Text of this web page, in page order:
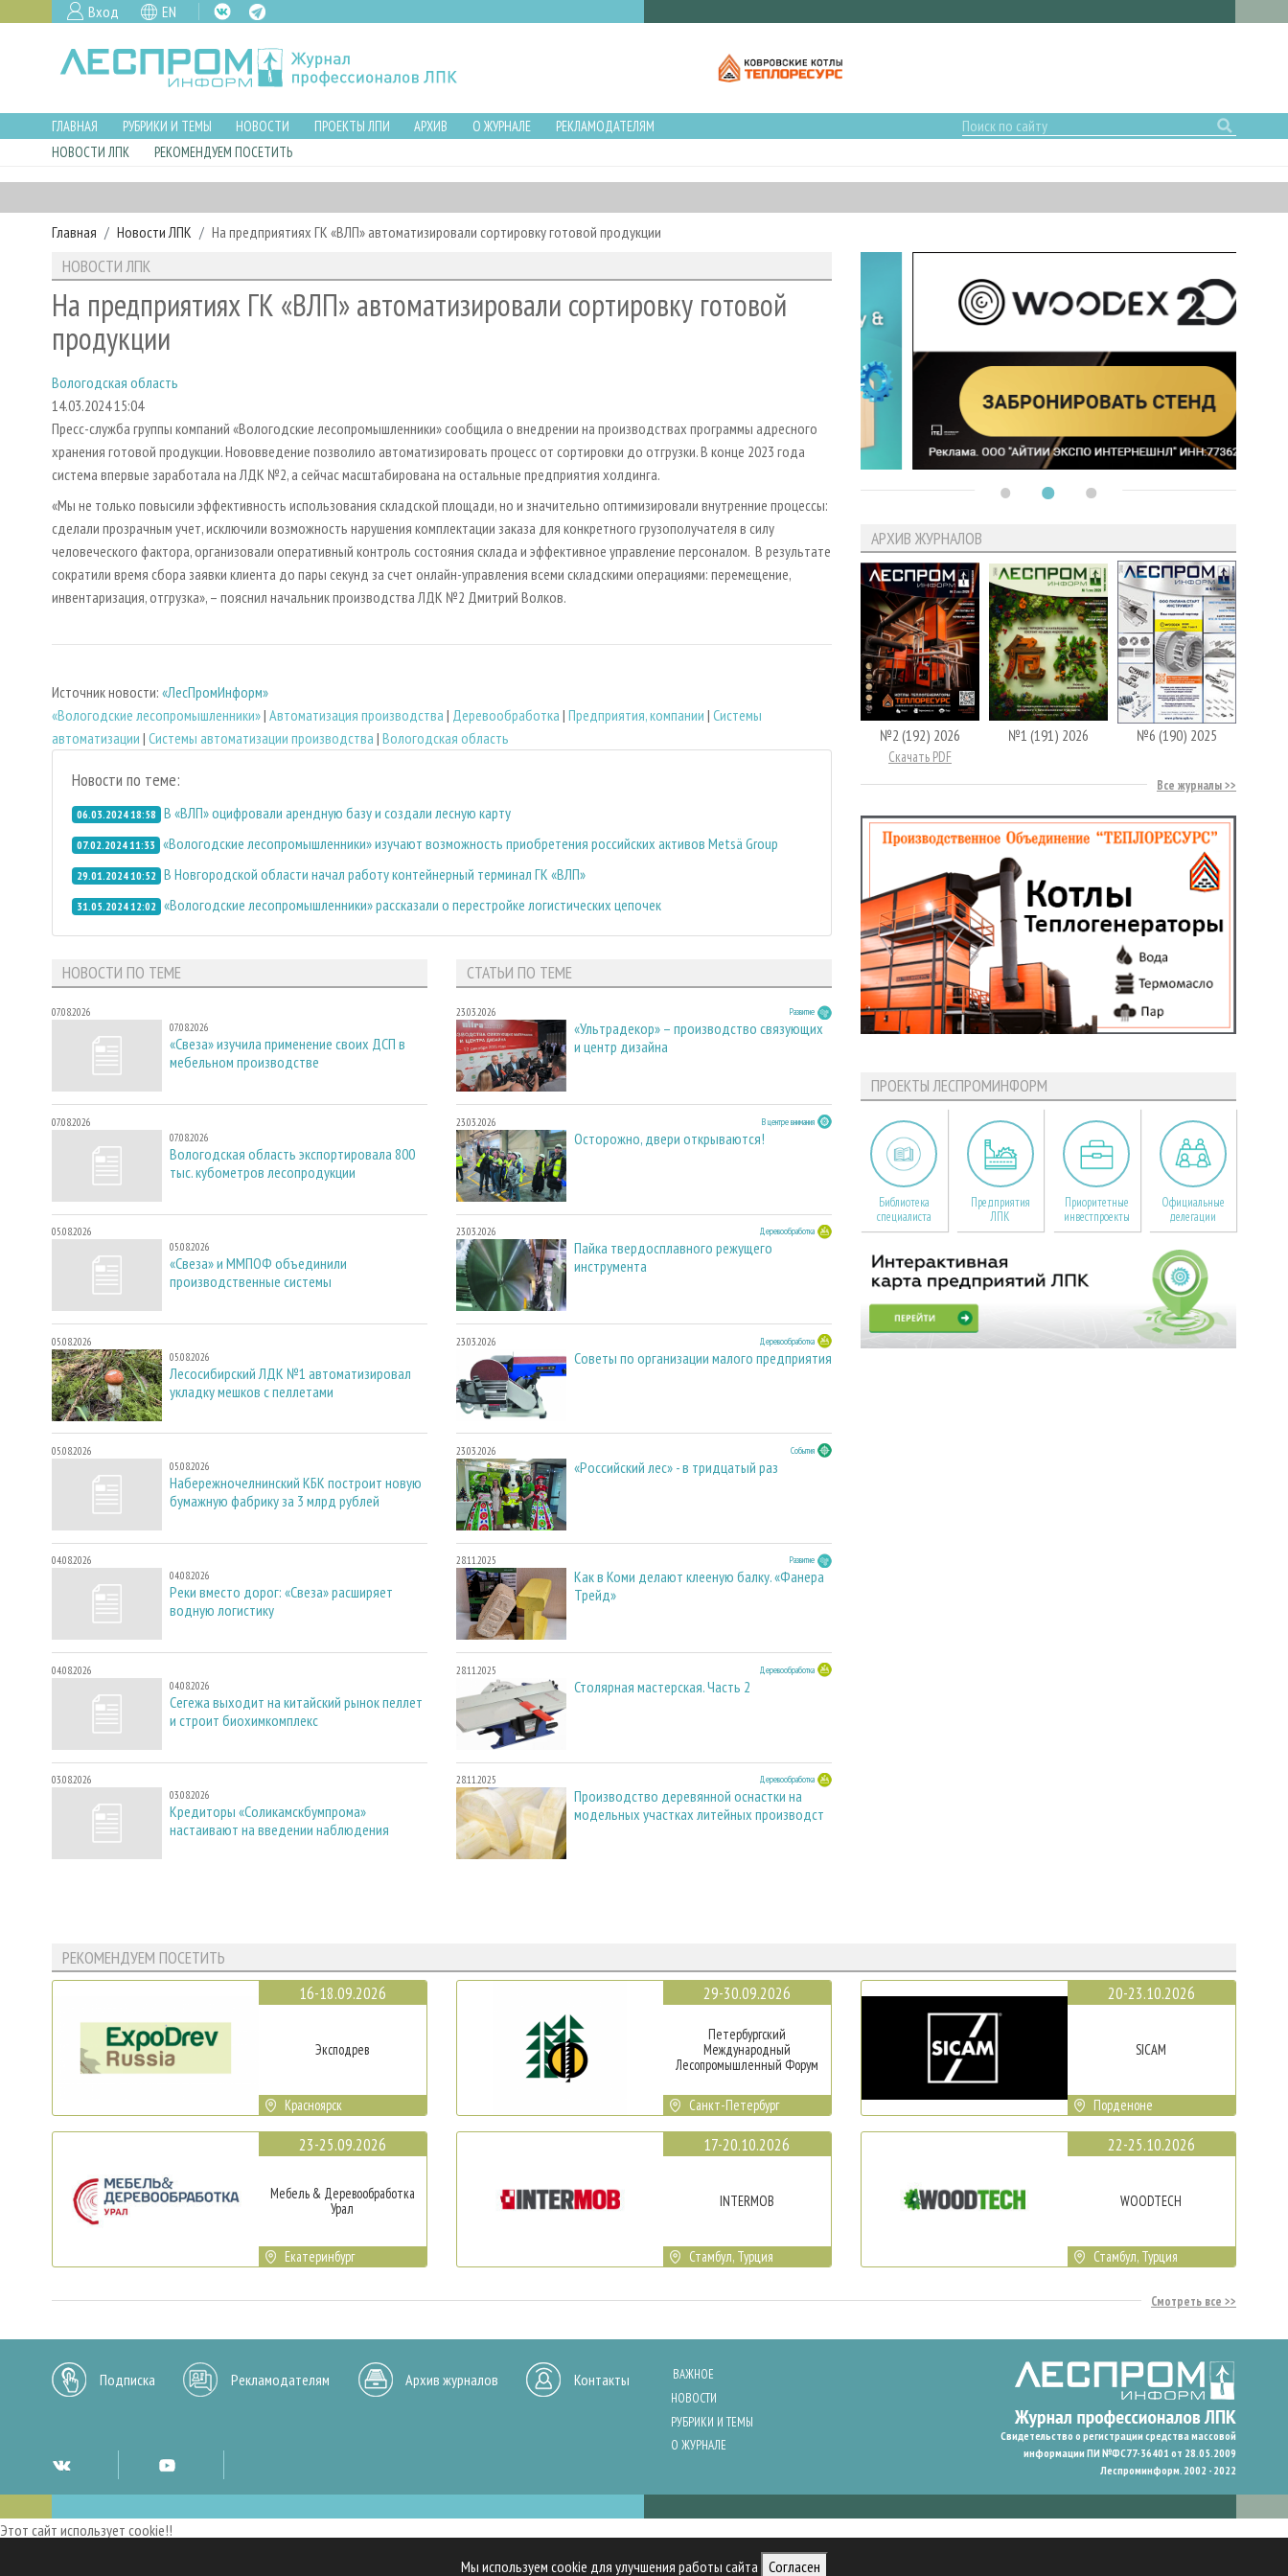
Вход EN
Мы используем cookie для улучшения работы сайта Согласен
ГЛАВНАЯ РУБРИКИ И ТЕМЫ НОВОСТИ ПРОЕКТЫ ЛПИ АРХИВ О ЖУРНАЛЕ
РЕКЛАМОДАТЕЛЯМ
НОВОСТИ ЛПК
РЕКОМЕНДУЕМ ПОСЕТИТЬ
Главная Новости ЛПК На предприятиях ГК «ВЛП» автоматизировали сортировку готовой продукции
НОВОСТИ ЛПК
На предприятиях ГК «ВЛП» автоматизировали сортировку готовой
продукции
Вологодская область
14.03.2024 15:04
Пресс-служба группы компаний «Вологодские лесопромышленники» сообщила о внедрении на производствах программы адресного
хранения готовой продукции. Нововведение позволило автоматизировать процесс от сортировки до отгрузки. В конце 2023 года
система впервые заработала на ЛДК №2, а сейчас масштабирована на остальные предприятия холдинга.
«Мы не только повысили эффективность использования складской площади, но и значительно оптимизировали внутренние процессы:
сделали прозрачным учет, исключили возможность нарушения комплектации заказа для конкретного грузополучателя в силу
человеческого фактора, организовали оперативный контроль состояния склада и эффективное управление персоналом. В результате
сократили время сбора заявки клиента до пары секунд за счет онлайн-управления всеми складскими операциями: перемещение,
инвентаризация, отгрузка», – пояснил начальник производства ЛДК №2 Дмитрий Волков.
Источник новости: «ЛесПромИнформ»
«Вологодские лесопромышленники»| Автоматизация производства | Деревообработка | Предприятия, компании | Системы
автоматизации | Системы автоматизации производства | Вологодская область
Новости по теме:
06.03.2024 18:58 В «ВЛП» оцифровали арендную базу и создали лесную карту
07.02.2024 11:33 «Вологодские лесопромышленники» изучают возможность приобретения российских активов Metsä Group
29.01.2024 10:52 В Новгородской области начал работу контейнерный терминал ГК «ВЛП»
31.05.2024 12:02 «Вологодские лесопромышленники» рассказали о перестройке логистических цепочек
НОВОСТИ ПО ТЕМЕ
07.08.2026
07.08.2026
«Свеза» изучила применение своих ДСП в
мебельном производстве
07.08.2026
07.08.2026
Вологодская область экспортировала 800
тыс. кубометров лесопродукции
05.08.2026
05.08.2026
«Свеза» и ММПОФ объединили
производственные системы
05.08.2026
05.08.2026
Лесосибирский ЛДК №1 автоматизировал
укладку мешков с пеллетами
05.08.2026
05.08.2026
Набережночелнинский КБК построит новую
бумажную фабрику за 3 млрд рублей
04.08.2026
04.08.2026
Реки вместо дорог: «Свеза» расширяет
водную логистику
04.08.2026
04.08.2026
Сегежа выходит на китайский рынок пеллет
и строит биохимкомплекс
03.08.2026
03.08.2026
Кредиторы «Соликамскбумпрома»
настаивают на введении наблюдения
СТАТЬИ ПО ТЕМЕ
23.03.2026 Развитие
«Ультрадекор» – производство связующих
и центр дизайна
23.03.2026 В центре внимания
Осторожно, двери открываются!
23.03.2026 Деревообработка
Пайка твердосплавного режущего
инструмента
23.03.2026 Деревообработка
Советы по организации малого предприятия
23.03.2026 События
«Российский лес» - в тридцатый раз
28.11.2025 Развитие
Как в Коми делают клееную балку. «Фанера
Трейд»
28.11.2025 Деревообработка
Столярная мастерская. Часть 2
28.11.2025 Деревообработка
Производство деревянной оснастки на
модельных участках литейных производст
АРХИВ ЖУРНАЛОВ
№2 (192) 2026
Скачать PDF
№1 (191) 2026 №6 (190) 2025
Все журналы
ПРОЕКТЫ ЛЕСПРОМИНФОРМ
Библиотека
специалиста
Предприятия
ЛПК
Приоритетные
инвестпроекты
Официальные
делегации
РЕКОМЕНДУЕМ ПОСЕТИТЬ
16-18.09.2026
Эксподрев
Красноярск
23-25.09.2026
Мебель & Деревообработка
Урал
Екатеринбург
29-30.09.2026
Петербургский
Международный
Лесопромышленный Форум
Санкт-Петербург
17-20.10.2026
INTERMOB
Стамбул, Турция
20-23.10.2026
SICAM
Порденоне
22-25.10.2026
WOODTECH
Стамбул, Турция
Смотреть все
Подписка Рекламодателям Архив журналов Контакты
ВАЖНОЕ
НОВОСТИ
РУБРИКИ И ТЕМЫ
О ЖУРНАЛЕ
Свидетельство о регистрации средства массовой
информации ПИ №ФС77-36401 от 28.05.2009
Леспроминформ. 2002 - 2022
Этот сайт использует cookie!!
Мы используем cookies и аналогичные технологии для улучшения работы нашего сайта, анализа трафика и персонализации контента. Cookies помогают нам запомнить ваши предпочтения и улучшить пользовательский